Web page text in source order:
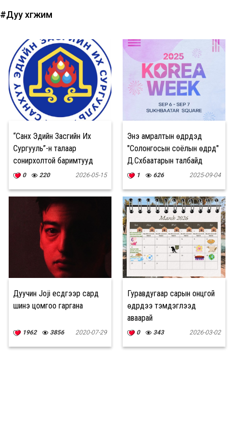
#Дуу хөгжим
“Санхүү Эдийн Засгийн Их
Сургууль”-н талаар
сонирхолтой баримтууд
0 220 2026-05-15
Энэ амралтын өдрүүдэд
"Солонгосын соёлын өдрүүд"
Д.Сүхбаатарын талбайд
болно
1 626 2025-09-04
Дуучин Joji есдүгээр сард
шинэ цомгоо гаргана
1962 3856 2020-07-29
Гуравдугаар сарын онцгой
өдрүүдээ тэмдэглээд
аваарай
0 343 2026-03-02